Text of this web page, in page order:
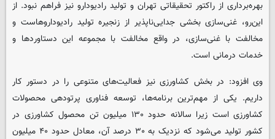
بهره‌برداری از راکتور تحقیقاتی تهران و تولید رادیودارو نیز فراهم نبود. از
این‌رو، غنی‌سازی بخشی جدایی‌ناپذیر از زنجیره تولید رادیوداروهاست و
مخالفت با غنی‌سازی، در واقع مخالفت با مجموعه این دستاوردها و
خدمات درمانی است.
وی افزود: در بخش کشاورزی نیز فعالیت‌های متنوعی را در دستور کار
داریم. یکی از مهم‌ترین برنامه‌ها، توسعه فناوری پرتودهی محصولات
کشاورزی است زیرا سالانه حدود ۱۳۰ میلیون تن محصول کشاورزی در
کشور تولید می‌شود که نزدیک به ۳۰ درصد آن، معادل حدود ۴۰ میلیون